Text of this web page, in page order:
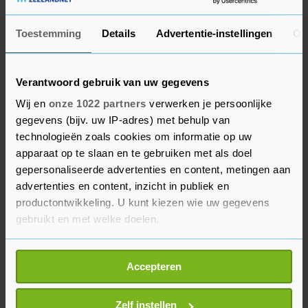
Toestemming Details Advertentie-instellingen
Verantwoord gebruik van uw gegevens
Wij en onze 1022 partners verwerken je persoonlijke
gegevens (bijv. uw IP-adres) met behulp van
technologieën zoals cookies om informatie op uw
apparaat op te slaan en te gebruiken met als doel
gepersonaliseerde advertenties en content, metingen aan
advertenties en content, inzicht in publiek en
productontwikkeling. U kunt kiezen wie uw gegevens
gebruikt en met welke doelen.
Als u het toestaat, willen we ook graag:
Informatie verzamelen over uw geografische
locatie, die tot een paar meter nauwkeurig kan zijn
Uw apparaat identificeren door het actief te
Accepteren
Zelf instellen
2 miljard euro meer voor de beloning van haar
werknemers.
euro, onder meer door tijdelijke
uitstelmaatregelen voor vennootschapsbelasting.
Ook liepen de accijnzen, de belasting van
personenauto's en motorrijwielen, de
energiebelasting, de kansspelbelasting en de
toerismebelasting, fors terug.
De overheidsschuld kwam eind juni uit op bijna
442 miljard euro, ongeveer 47 miljard meer dan
eind vorig jaar. De schuld als percentage van het
bruto binnenlands product (bbp) steeg met 5,7
procentpunt tot 55,2 procent van het bbp.